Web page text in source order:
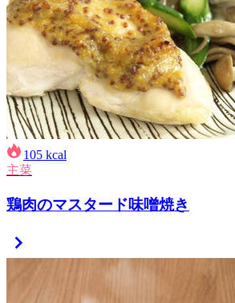
105 kcal
主菜
鶏肉のマスタード味噌焼き